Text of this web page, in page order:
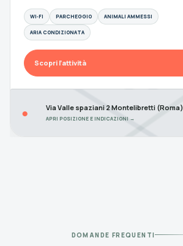
WI‑FI PARCHEGGIO ANIMALI AMMESSI
ARIA CONDIZIONATA
Scopri l’attività
● Via Valle spaziani 2 Montelibretti (Roma)
APRI POSIZIONE E INDICAZIONI →
DOMANDE FREQUENTI